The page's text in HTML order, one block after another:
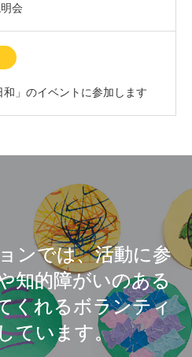
会
」のイベントに参加します
ンでは、活動に参
知的障がいのある
くれるボランティ
ています。